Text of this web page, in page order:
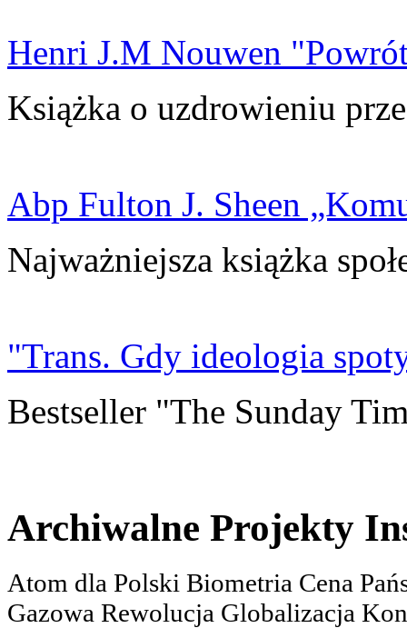
Henri J.M Nouwen
Książka o uzdrowieniu
Abp Fulton J. Sheen
Najważniejsza książka
"Trans. Gdy ideologia
Bestseller "The Sunday
Archiwalne Projekty
Atom dla Polski Biometria Cena
Gazowa Rewolucja Globalizacja